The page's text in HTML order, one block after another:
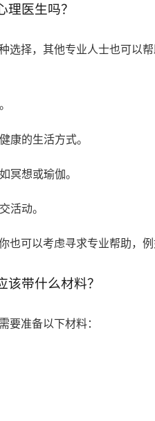
理医生吗？
选择，其他专业人士也可以
康的生活方式。
冥想或瑜伽。
活动。
也可以考虑寻求专业帮助，
该带什么材料？
要准备以下材料：